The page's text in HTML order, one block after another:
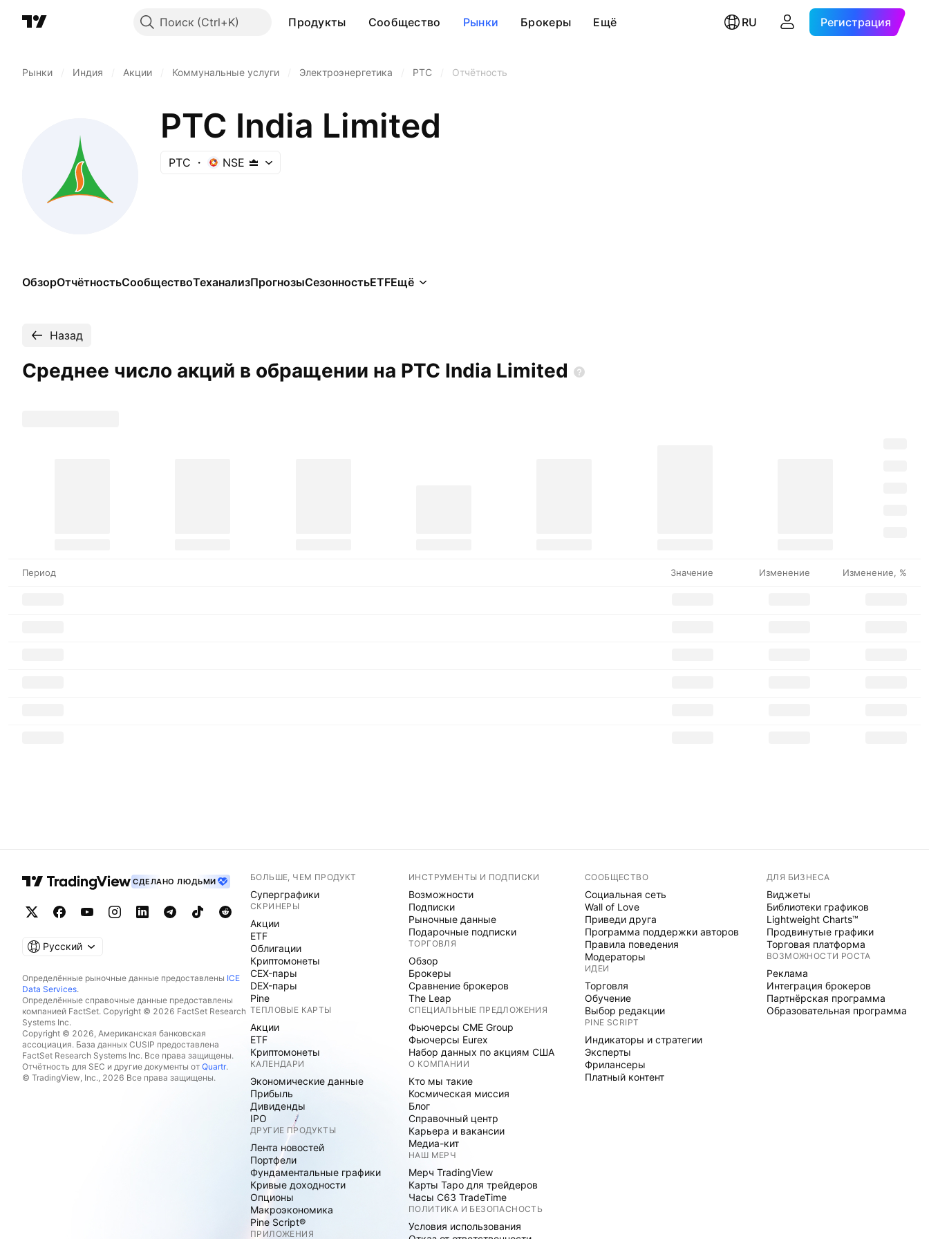
Поиск Продукты Сообщество Рынки Брокеры Ещё RU Регистрация
Рынки Индия Акции Коммунальные услуги Электроэнергетика PTC Отчётность
PTC India Limited
PTC NSE
ОбзорОтчётностьСообществоТеханализПрогнозыСезонностьETFЕщё
Назад
Среднее число акций в обращении на PTC India Limited
Период Значение Изменение Изменение, %
СДЕЛАНО ЛЮДЬМИ
Русский
Определённые рыночные данные предоставлены ICE
Data Services.
Определённые справочные данные предоставлены
компанией FactSet. Copyright © 2026 FactSet Research
Systems Inc.
Copyright © 2026, Американская банковская
ассоциация. База данных CUSIP предоставлена
FactSet Research Systems Inc. Все права защищены.
Отчётность для SEC и другие документы от Quartr.
© TradingView, Inc., 2026 Все права защищены.
БОЛЬШЕ, ЧЕМ ПРОДУКТ
Суперграфики
СКРИНЕРЫ
Акции
ETF
Облигации
Криптомонеты
CEX-пары
DEX-пары
Pine
ТЕПЛОВЫЕ КАРТЫ
Акции
ETF
Криптомонеты
КАЛЕНДАРИ
Экономические данные
Прибыль
Дивиденды
IPO
ДРУГИЕ ПРОДУКТЫ
Лента новостей
Портфели
Фундаментальные графики
Кривые доходности
Опционы
Макроэкономика
Pine Script®
ПРИЛОЖЕНИЯ
ИНСТРУМЕНТЫ И ПОДПИСКИ
Возможности
Подписки
Рыночные данные
Подарочные подписки
ТОРГОВЛЯ
Обзор
Брокеры
Сравнение брокеров
The Leap
СПЕЦИАЛЬНЫЕ ПРЕДЛОЖЕНИЯ
Фьючерсы CME Group
Фьючерсы Eurex
Набор данных по акциям США
О КОМПАНИИ
Кто мы такие
Космическая миссия
Блог
Справочный центр
Карьера и вакансии
Медиа-кит
НАШ МЕРЧ
Мерч TradingView
Карты Таро для трейдеров
Часы C63 TradeTime
ПОЛИТИКА И БЕЗОПАСНОСТЬ
Условия использования
СООБЩЕСТВО
Социальная сеть
Wall of Love
Приведи друга
Программа поддержки авторов
Правила поведения
Модераторы
ИДЕИ
Торговля
Обучение
Выбор редакции
PINE SCRIPT
Индикаторы и стратегии
Эксперты
Фрилансеры
Платный контент
ДЛЯ БИЗНЕСА
Виджеты
Библиотеки графиков
Lightweight Charts™
Продвинутые графики
Торговая платформа
ВОЗМОЖНОСТИ РОСТА
Реклама
Интеграция брокеров
Партнёрская программа
Образовательная программа